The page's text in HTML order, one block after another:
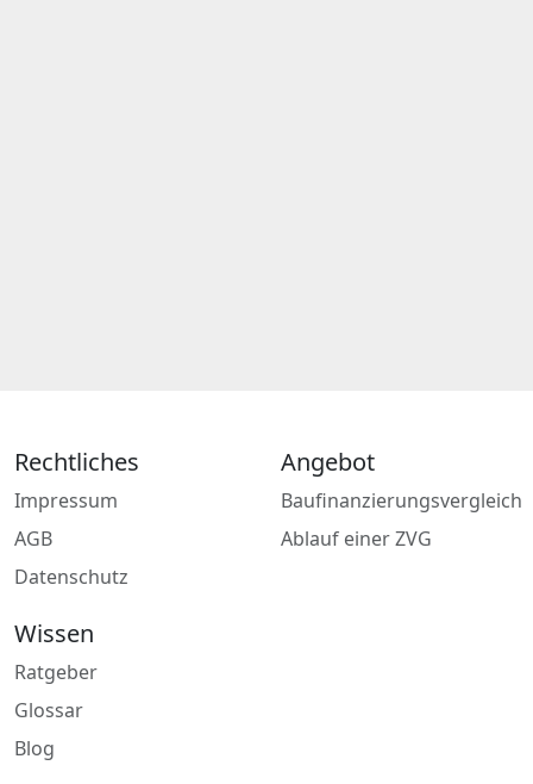
Rechtliches
Impressum
AGB
Datenschutz
Angebot
Baufinanzierungsvergleich
Ablauf einer ZVG
Wissen
Ratgeber
Glossar
Blog